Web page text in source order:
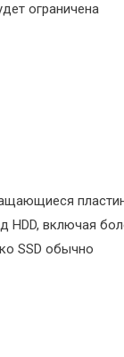
ограничена
HDD, включая
SSD обычно